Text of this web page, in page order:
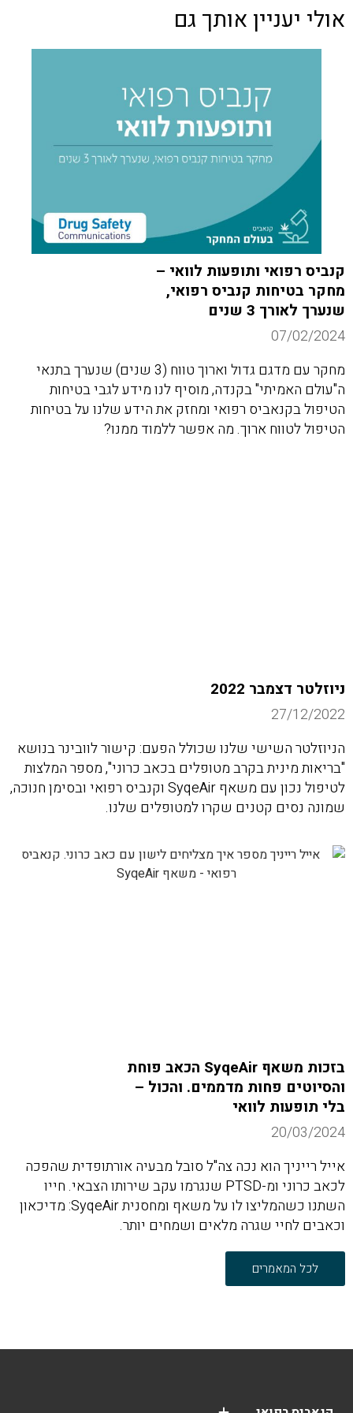
אולי יעניין אותך גם
קנביס רפואי ותופעות לוואי –
מחקר בטיחות קנביס רפואי,
שנערך לאורך 3 שנים
07/02/2024
מחקר עם מדגם גדול וארוך טווח (3 שנים) שנערך בתנאי
ה"עולם האמיתי" בקנדה, מוסיף לנו מידע לגבי בטיחות
הטיפול בקנאביס רפואי ומחזק את הידע שלנו על בטיחות
הטיפול לטווח ארוך. מה אפשר ללמוד ממנו?
ניוזלטר דצמבר 2022
27/12/2022
הניוזלטר השישי שלנו שכולל הפעם: קישור לוובינר בנושא
"בריאות מינית בקרב מטופלים בכאב כרוני", מספר המלצות
לטיפול נכון עם משאף SyqeAir וקנביס רפואי ובסימן חנוכה,
שמונה נסים קטנים שקרו למטופלים שלנו.
בזכות משאף SyqeAir הכאב פוחת
והסיוטים פחות מדממים. והכול –
בלי תופעות לוואי
20/03/2024
אייל רייניך הוא נכה צה"ל סובל מבעיה אורתופדית שהפכה
לכאב כרוני ומ-PTSD שנגרמו עקב שירותו הצבאי. חייו
השתנו כשהמליצו לו על משאף ומחסנית SyqeAir: מדיכאון
וכאבים לחיי שגרה מלאים ושמחים יותר.
לכל המאמרים